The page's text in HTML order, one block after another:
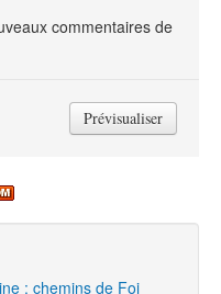
commentaires de
: chemins de Foi